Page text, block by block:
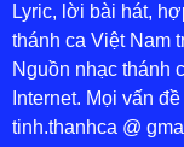
Bài ca dâng Mẹ
thuc : xin lòi bài
Theo gương
sr Thúy Ngân: xin
Đến với Lòng
Lyric, lời bài hát,
thánh ca Việt Nam
Nguồn nhạc thánh
Internet. Mọi vấn
tinh.thanhca @